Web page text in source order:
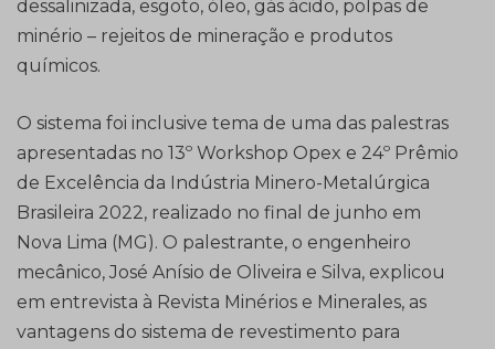
dessalinizada, esgoto, óleo, gás ácido, polpas de
minério – rejeitos de mineração e produtos
químicos.
O sistema foi inclusive tema de uma das palestras
apresentadas no 13º Workshop Opex e 24º Prêmio
de Excelência da Indústria Minero-Metalúrgica
Brasileira 2022, realizado no final de junho em
Nova Lima (MG). O palestrante, o engenheiro
mecânico, José Anísio de Oliveira e Silva, explicou
em entrevista à Revista Minérios e Minerales, as
vantagens do sistema de revestimento para